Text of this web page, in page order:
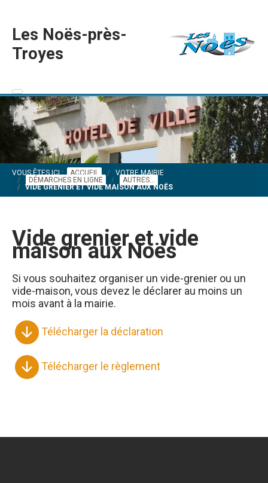
Les Noës-près-
Troyes
VOUS ÊTES ICI : ACCUEIL
VOTRE MAIRIE
DÉMARCHES EN LIGNE
AUTRES...
VIDE GRENIER ET VIDE MAISON AUX NOËS
Vide grenier et vide
maison aux Noës
Si vous souhaitez organiser un vide-grenier ou un
vide-maison, vous devez le déclarer au moins un
mois avant à la mairie.
Télécharger la déclaration
Télécharger le règlement